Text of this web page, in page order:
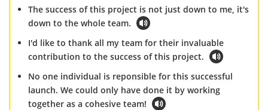
The success of this project is not just down to me, it's
down to the whole team.
I'd like to thank all my team for their invaluable
contribution to the success of this project.
No one individual is reponsible for this successful
launch. We could only have done it by working
together as a cohesive team!